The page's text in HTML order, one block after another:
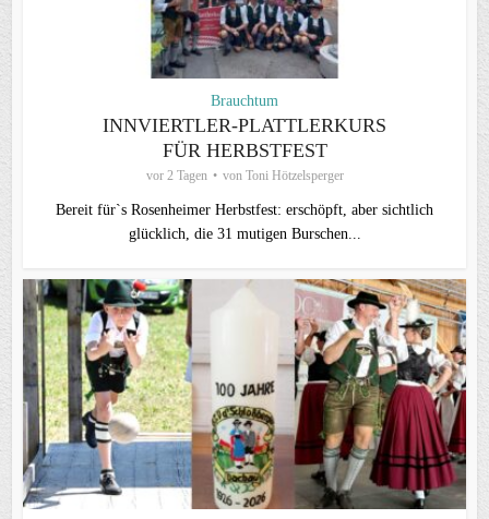
Brauchtum
INNVIERTLER-PLATTLERKURS
FÜR HERBSTFEST
vor 2 Tagen von Toni Hötzelsperger
Bereit für`s Rosenheimer Herbstfest: erschöpft, aber sichtlich
glücklich, die 31 mutigen Burschen...